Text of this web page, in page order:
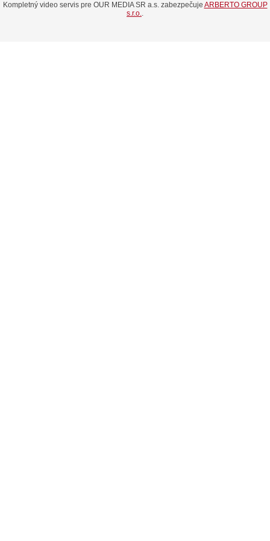
Kompletný video servis pre OUR MEDIA SR a.s. zabezpečuje ARBERTO GROUP
s.r.o..